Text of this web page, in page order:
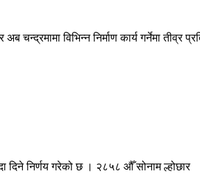
चन्द्रमामा विभिन्न निर्माण कार्य गर्नेमा तीव्र
दिने निर्णय गरेको छ । २८५८ औँ सोनाम ल्होछार